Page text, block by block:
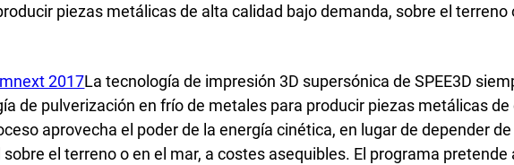
piezas metálicas de alta calidad bajo demanda, sobre el
2017La tecnología de impresión 3D supersónica de SPEE3D
de pulverización en frío de metales para producir piezas metálicas
aprovecha el poder de la energía cinética, en lugar de depender
el terreno o en el mar, a costes asequibles. El programa